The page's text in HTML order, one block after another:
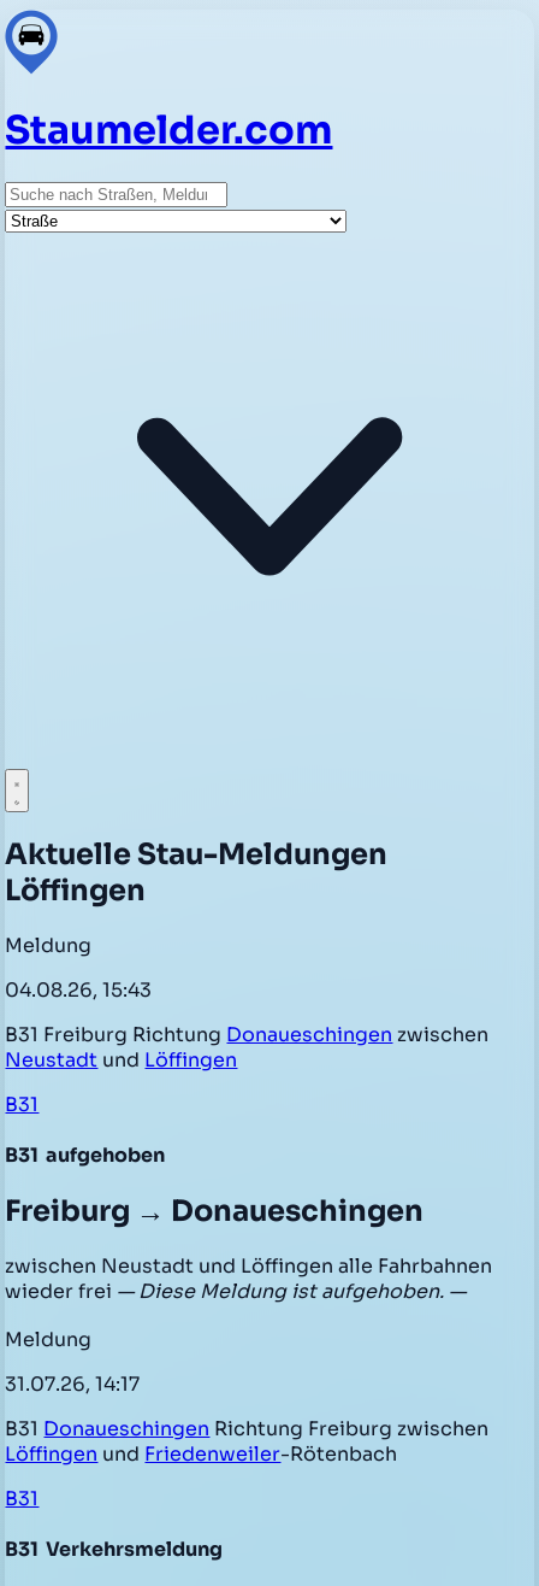
Staumelder.com
Suche
Straße
Aktuelle Stau-Meldungen
Löffingen
Meldung
04.08.26, 15:43
B31 Freiburg Richtung Donaueschingen zwischen
Neustadt und Löffingen
B31
B31 aufgehoben
Freiburg → Donaueschingen
zwischen Neustadt und Löffingen alle Fahrbahnen
wieder frei — Diese Meldung ist aufgehoben. —
Meldung
31.07.26, 14:17
B31 Donaueschingen Richtung Freiburg zwischen
Löffingen und Friedenweiler-Rötenbach
B31
B31 Verkehrsmeldung